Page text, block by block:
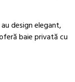
design elegant,
baie privată cu